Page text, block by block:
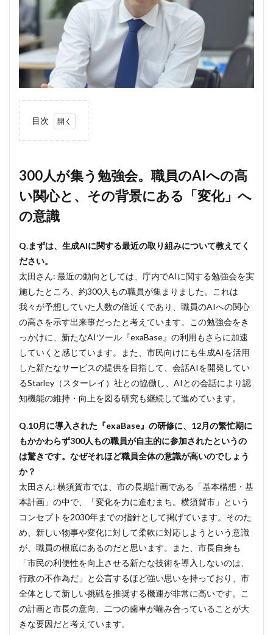
目次
集う
勉強
会。
職員
のAI
への
関心
と、
その
背景
にあ
「変
化」
への
意識
2
ミ通
風の
やコ
ンテ
ス
ト。
が
「楽
し
む」
独自
のAI
普及
戦略
内部効
率化と
市民サ
向上で
300人が集う勉強会。職員のAIへの高
い関心と、その背景にある「変化」へ
の意識
Q.まずは、生成AIに関する最近の取り組みについて教えてく
ださい。
太田さん: 最近の動向としては、庁内でAIに関する勉強会を実
施したところ、約300人もの職員が集まりました。これは
我々が予想していた人数の倍近くであり、職員のAIへの関心
の高さを示す出来事だったと考えています。この勉強会をき
っかけに、新たなAIツール『exaBase』の利用もさらに加速
していくと感じています。また、市民向けにも生成AIを活用
した新たなサービスの提供を目指して、会話AIを開発してい
るStarley（スターレイ）社との協働し、AIとの会話により認
知機能の維持・向上を図る研究も継続して進めています。
Q.10月に導入された『exaBase』の研修に、12月の繁忙期に
もかかわらず300人もの職員が自主的に参加されたというの
は驚きです。なぜそれほど職員全体の意識が高いのでしょう
か？
太田さん: 横須賀市では、市の長期計画である「基本構想・基
本計画」の中で、「変化を力に進むまち。横須賀市」という
コンセプトを2030年までの指針として掲げています。そのた
め、新しい物事や変化に対して柔軟に対応しようという意識
が、職員の根底にあるのだと思います。また、市長自身も
「市民の利便性を向上させる新たな技術を導入しないのは、
行政の不作為だ」と公言するほど強い思いを持っており、市
全体として新しい挑戦を推奨する機運が非常に高いです。こ
の計画と市長の意向、二つの歯車が噛み合っていることが大
きな要因だと考えています。